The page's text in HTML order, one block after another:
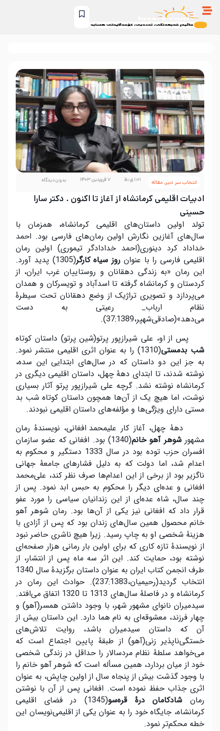
انتخاب سر دبیر,مقاله ۱:۰۱ ق٫ظ ۷ فروردین ۱۴۰۳ بدون دیدگاه
ادبیات اقلیمی کرمانشاه از آغاز تا اکنون . دکتر سارا
حسینی
تولد اولین داستان‌های اقلیمی کرمانشاه، همزمان با
سال‌های آغازین نگارش اولین رمان‌های فارسی بود. احمد
خداداد کرد دینوری(احمد خدادادگر تیموری) اولین رمان
اقلیمی فارسی را با عنوان روز سیاه کارگر
(1305) پدید آورد.
این رمان «به زندگی دهقانان و روستاییان غرب ایران، از
کردستان و کرمانشاه گرفته تا اسدآباد و تویسرکان و همدان
می‌پردازد و تصویری تراژیک از وضع دهقانان تحت سیطرۀ
نظام ارباب_ رعیتی به دست
می‌دهد»(صادقی‌شهپر،37:1389).
پس از او، علی شیرازپور پرتو(شین پرتو) داستان کوتاه
شب بدمستی
(1310) را به عنوان اثری اقلیمی منتشر نمود.
به جز این دو داستان که در سال‌های ابتدایی این سده،
نوشته شدند، تا ابتدای دهۀ چهل، داستان اقلیمی دیگری در
کرمانشاه نوشته نشد. گرچه علی شیرازپور پرتو آثار بسیاری
نوشت، اما هیچ یک از آن‌ها همچون داستان کوتاه شب بد
مستی دارای ویژگی‌ها و مؤلفه‌های داستان اقلیمی نبودند.
دهۀ چهل، آغاز کار علی‎محمد افغانی، نویسندۀ رمان
مشهورشوهر آهو خانم
(1340) بود. افغانی که عضو سازمان
افسران حزب توده بود در سال 1333 دستگیر و محکوم به
اعدام شد، اما دولت که به دلیل فشارهای جامعۀ جهانی
ناگزیر بود از برخی از این اعدام‌ها صرف نظر کند، علی‌محمد
افغانی و عده‌ای دیگر را محکوم به حبس ابد نمود. پس از
چند سال، شاه عده‌ای از این زندانیان سیاسی را مورد عفو
قرار داد که افغانی نیز یکی از آن‌‌ها بود. رمان شوهر آهو
خانم محصول همین سال‌های زندان بود که پس از آزادی با
هزینۀ شخصی او به چاپ رسید. زیرا هیچ ناشری حاضر نبود
از نویسندۀ تازه کاری که برای اولین بار رمانی هزار صفحه‌ای
نوشته بود، حمایت کند. این اثر سه ماه پس از انتشار، از
طرف انجمن کتاب ایران به عنوان داستان برگزیدۀ سال 1340
انتخاب گردید(رحیمیان،237:1383). حوادث این رمان در
کرمانشاه و در فاصلۀ سال‌های 1313 تا 1320 اتفاق می‌افتد.
سید‌میران نانوای مشهور شهر، با وجود داشتن همسر(آهو) و
چهار فرزند، معشوقه‌ای به نام هما دارد. این داستان بیش از
آن که داستان سید‌میران باشد، روایت تلاش‌های
خستگی‌ناپذیر زنی(آهو) از طبقۀ پایین اجتماع است که
می‌خواهد سلطۀ نظام مرد‌سالار را حداقل در زندگی شخصی
خود از میان بردارد، همین مسأله است که شوهر آهو خانم را
با وجود گذشت بیش از پنجاه سال از اولین چاپش، به عنوان
اثری جذاب حفظ نموده است. افغانی پس از آن با نوشتن
رمان شادکامان درۀ قرهسو
(1345) در فضای اقلیمی
کرمانشاه، جایگاه خود را به عنوان یکی از اقلیمی‌نویسان این
خطه محکم‌تر نمود.